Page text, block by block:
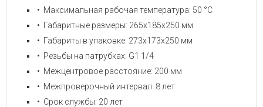
Максимальная рабочая температура: 50 °C
Габаритные размеры: 265х185х250 мм
Габариты в упаковке: 273х173х250 мм
Резьбы на патрубках: G1 1/4
Межцентровое расстояние: 200 мм
Межпроверочный интервал: 8 лет
Срок службы: 20 лет